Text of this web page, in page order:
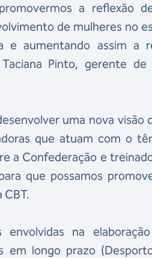
a reflexão
de mulheres no
e aumentando assim a
Pinto, gerente de
uma nova visão
que atuam com o
a Confederação e
que possamos
na
em longo prazo